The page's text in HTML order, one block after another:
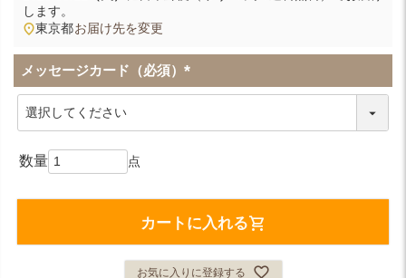
します。
東京都お届け先を変更
メッセージカード（必須）
(
カートに入れる
お気に入りに登録する